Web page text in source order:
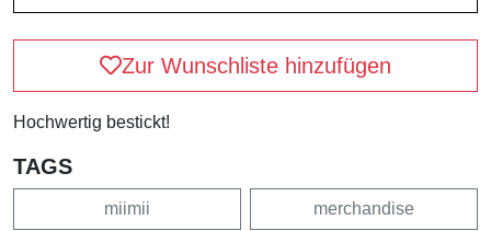
Zur Wunschliste hinzufügen
Hochwertig bestickt!
TAGS
miimii merchandise